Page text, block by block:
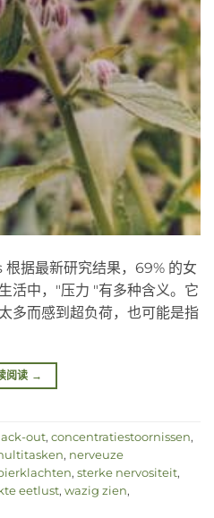
据最新研究结果，69% 的女
活中，"压力 "有多种含义。它
多而感到超负荷，也可能是指
阅读 →
out, concentratiestoornissen,
, nerveuze
, sterke nervositeit,
eetlust, wazig zien,